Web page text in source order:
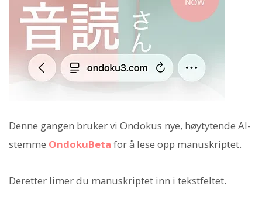
Denne gangen bruker vi Ondokus nye, høytytende AI-
stemme OndokuBeta for å lese opp manuskriptet.
Deretter limer du manuskriptet inn i tekstfeltet.